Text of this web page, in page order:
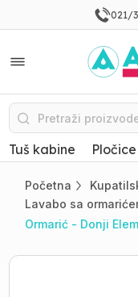
021/
Tuš kabine Pločice
Početna
Lavabo sa
Ormarić - Donji